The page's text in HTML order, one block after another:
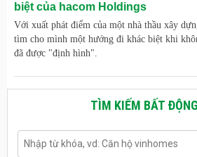
biệt của hacom Holdings
Với xuất phát điểm của một nhà thầu xây
tìm cho mình một hướng đi khác biệt khi
đã được "định hình".
TÌM KIẾM BẤT